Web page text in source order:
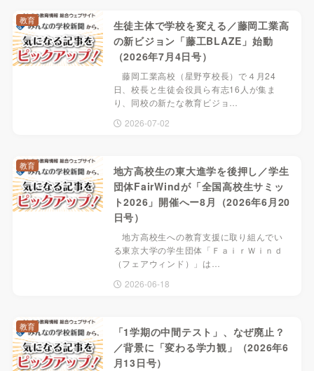
生徒主体で学校を変える／藤岡工業高
の新ビジョン「藤工BLAZE」始動
（2026年7月4日号）
藤岡工業高校（星野亨校長）で４月24
日、校長と生徒会役員ら有志16人が集ま
り、同校の新たな教育ビジョ…
2026-07-02
教育
地方高校生の東大進学を後押し／学生
団体FairWindが「全国高校生サミッ
ト2026」開催へー8月（2026年6月20
日号）
地方高校生への教育支援に取り組んでい
る東京大学の学生団体「ＦａｉｒＷｉｎｄ
（フェアウィンド）」は…
2026-06-18
教育
「1学期の中間テスト」、なぜ廃止？
／背景に「変わる学力観」（2026年6
月13日号）
教育